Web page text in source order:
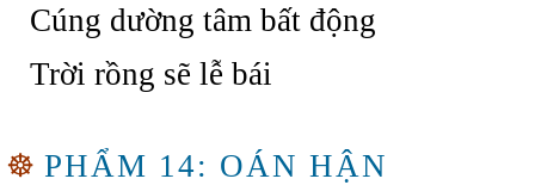
Cúng dường tâm bất động
Trời rồng sẽ lễ bái
☸ PHẨM 14: OÁN HẬN